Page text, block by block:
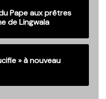
Pape aux prêtres
de Lingwala
» à nouveau